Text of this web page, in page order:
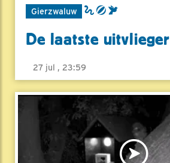
Gierzwaluw
De laatste uitvlieger
27 jul , 23:59